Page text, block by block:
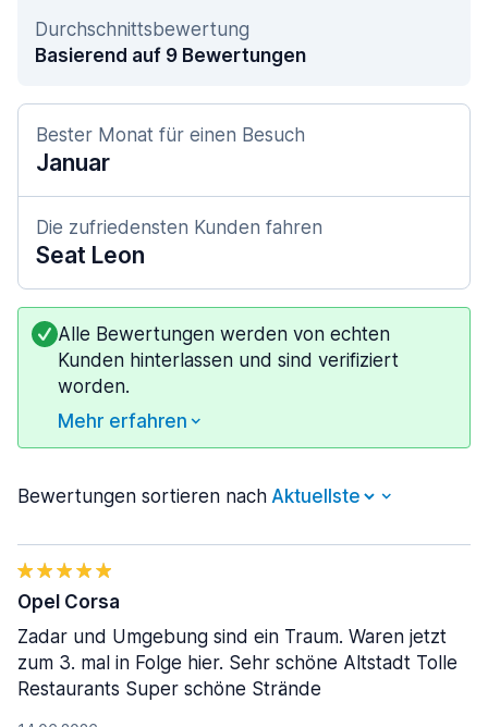
Durchschnittsbewertung
Basierend auf 9 Bewertungen
Bester Monat für einen Besuch
Januar
Die zufriedensten Kunden fahren
Seat Leon
Alle Bewertungen werden von echten
Kunden hinterlassen und sind verifiziert
worden.
Mehr erfahren
Bewertungen sortieren nach
Opel Corsa
Zadar und Umgebung sind ein Traum. Waren jetzt
zum 3. mal in Folge hier. Sehr schöne Altstadt Tolle
Restaurants Super schöne Strände